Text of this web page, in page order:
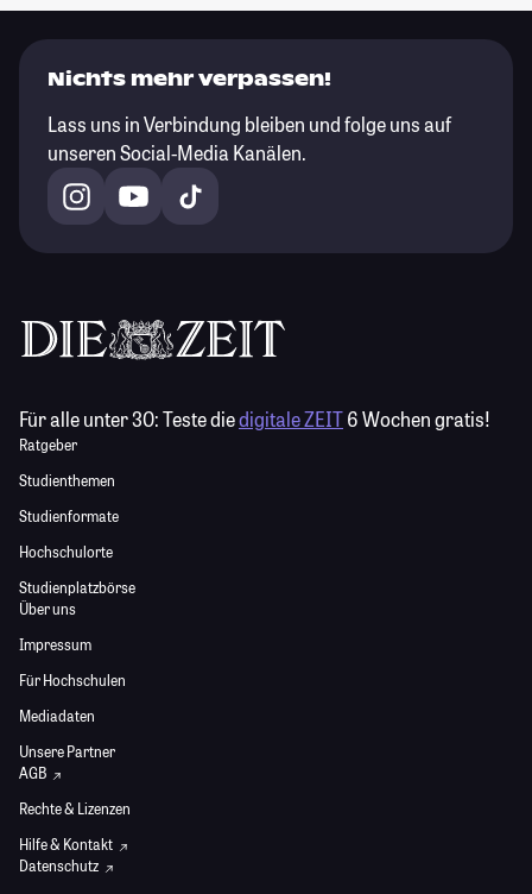
Nichts mehr verpassen!
Lass uns in Verbindung bleiben und folge uns auf
unseren Social-Media Kanälen.
Für alle unter 30:Teste diedigitale ZEIT6 Wochen gratis!
Ratgeber
Studienthemen
Studienformate
Hochschulorte
Studienplatzbörse
Über uns
Impressum
Für Hochschulen
Mediadaten
Unsere Partner
AGB
Rechte & Lizenzen
Hilfe & Kontakt
Datenschutz